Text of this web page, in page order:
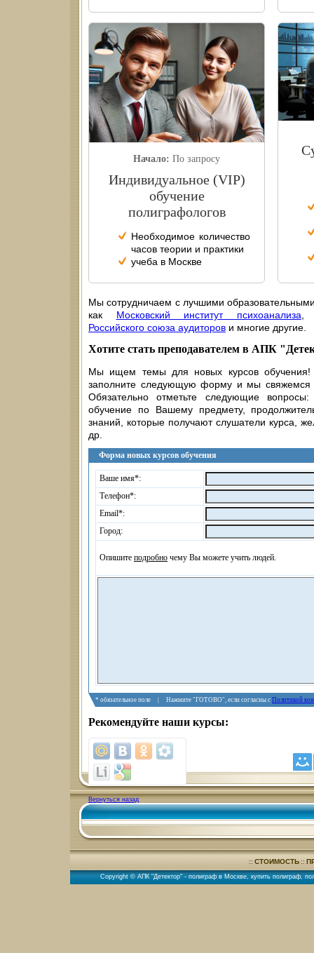
Начало: По запросу
Индивидуальное (VIP)
обучение
полиграфологов
Необходимое количество
часов теории и практики
учеба в Москве
Мы сотрудничаем с лучшими
как Московский институт психоанализа
Российского союза аудиторов и многие другие.
Хотите стать преподавателем в АПК
Мы ищем темы для новых курсов обучения!
заполните следующую форму и мы свяжемся
Обязательно отметьте следующие
обучение по Вашему предмету,
знаний, которые получают слушатели курса,
др.
Форма новых курсов обучения
Ваше имя*:
Телефон*:
Email*:
Город:
Опишите подробно чему Вы можете учить людей.
* обязательное поле | Нажмите "ГОТОВО", если согласны с Политикой
Рекомендуйте наши курсы:
Вернуться назад
:: СТОИМОСТЬ::
Copyright © АПК "Детектор" - полиграф в Москве, купить полиграф,